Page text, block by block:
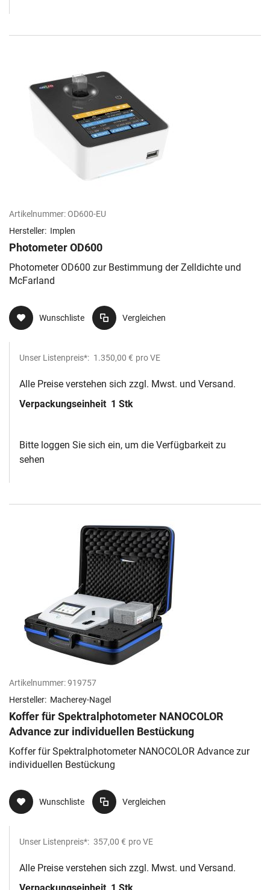
Artikelnummer: OD600-EU
Hersteller: Implen
Photometer OD600
Photometer OD600 zur Bestimmung der Zelldichte und
McFarland
Wunschliste Vergleichen
Unser Listenpreis*: 1.350,00 € pro VE
Alle Preise verstehen sich zzgl. Mwst. und Versand.
Verpackungseinheit 1 Stk
Bitte loggen Sie sich ein, um die Verfügbarkeit zu
sehen
Artikelnummer:919757
Hersteller: Macherey-Nagel
Koffer für Spektralphotometer NANOCOLOR
Advance zur individuellen Bestückung
Koffer für Spektralphotometer NANOCOLOR Advance zur
individuellen Bestückung
Wunschliste Vergleichen
Unser Listenpreis*: 357,00 € pro VE
Alle Preise verstehen sich zzgl. Mwst. und Versand.